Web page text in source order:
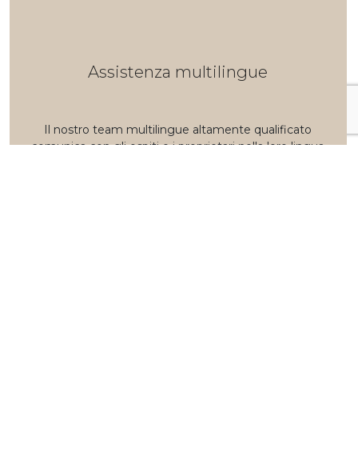
Assistenza multilingue
Il nostro team multilingue altamente qualificato
comunica con gli ospiti e i proprietari nella loro lingua